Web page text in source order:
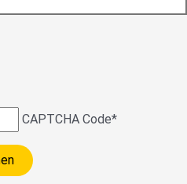
CAPTCHA Code*